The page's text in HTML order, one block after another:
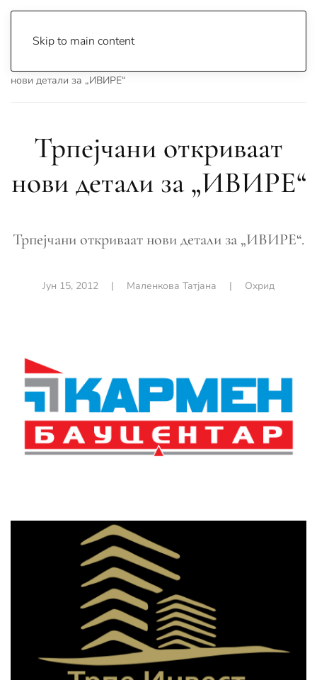
Skip to main content
нови детали за „ИВИРЕ“
Трпејчани откриваат
нови детали за „ИВИРЕ“
Трпејчани откриваат нови детали за „ИВИРЕ“.
Јун 15, 2012 | Маленкова Татјана | Охрид